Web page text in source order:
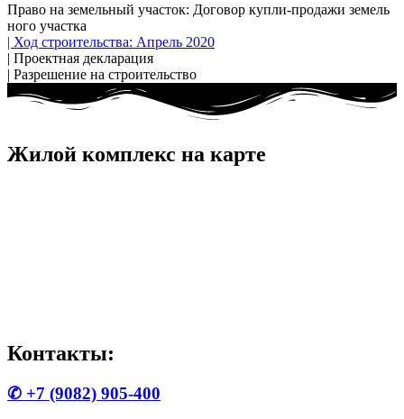
Право на земельный участок: До​говор куп​ли-про​дажи зе​мель​
но​го учас​тка
| Ход строительства: Апрель 2020
| Проектная декларация
| Разрешение на строительство
Жилой комплекс на карте
Контакты:
✆ +7 (9082) 905-400